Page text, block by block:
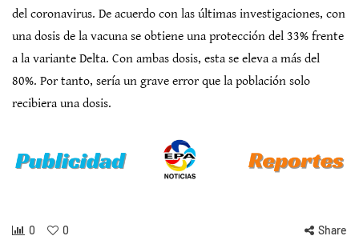
del coronavirus. De acuerdo con las últimas investigaciones, con
una dosis de la vacuna se obtiene una protección del 33% frente
a la variante Delta. Con ambas dosis, esta se eleva a más del
80%. Por tanto, sería un grave error que la población solo
recibiera una dosis.
0 0 Share